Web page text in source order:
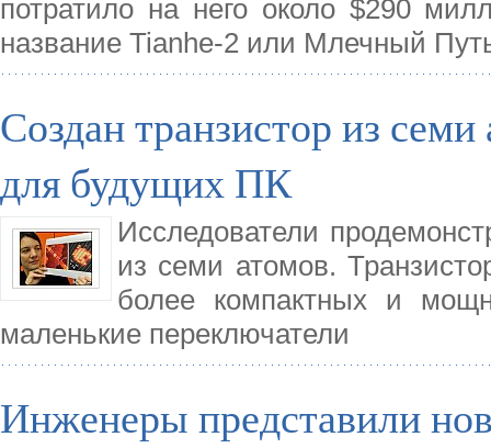
потратило на него около $290
название Tianhe-2 или Млечный
Создан транзистор из
для будущих ПК
Исследователи
из семи атомов.
более компактных и
маленькие переключатели
Инженеры представили